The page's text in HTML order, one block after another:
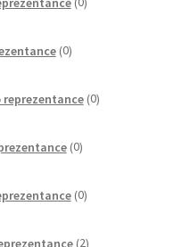
izdelkov
0izdelkov
reprezentance 0izdelkov
0izdelkov
0izdelkov
2